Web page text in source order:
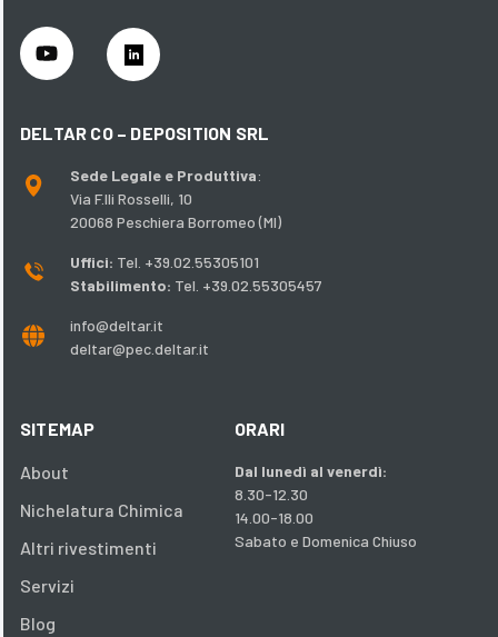
DELTAR CO – DEPOSITION SRL
Sede Legale e Produttiva:
Via F.lli Rosselli, 10
20068 Peschiera Borromeo (MI)
Uffici: Tel. +39.02.55305101
Stabilimento: Tel. +39.02.55305457
info@deltar.it
deltar@pec.deltar.it
ORARI
Dal lunedì al venerdì:
8.30-12.30
14.00-18.00
Sabato e Domenica Chiuso
SITEMAP
About
Nichelatura Chimica
Altri rivestimenti
Servizi
Blog